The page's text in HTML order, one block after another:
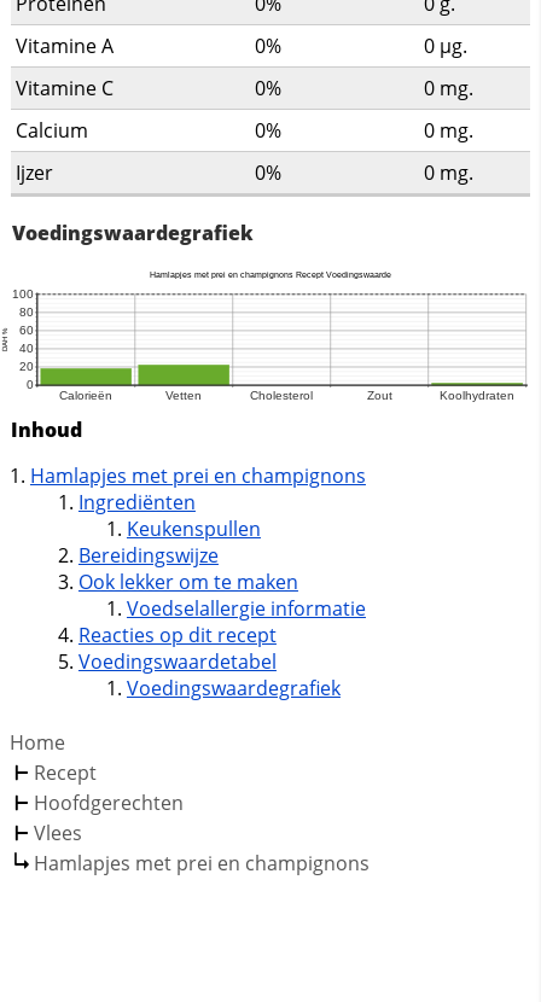
Vitamine A
0% 0 µg.
Vitamine C
0% 0 mg.
Calcium
0% 0 mg.
Ijzer
0% 0 mg.
Voedingswaardegrafiek
Inhoud
Hamlapjes met prei en champignons
Ingrediënten
Keukenspullen
Bereidingswijze
Ook lekker om te maken
Voedselallergie informatie
Reacties op dit recept
Voedingswaardetabel
Voedingswaardegrafiek
Home
Recept
Hoofdgerechten
Vlees
Hamlapjes met prei en champignons